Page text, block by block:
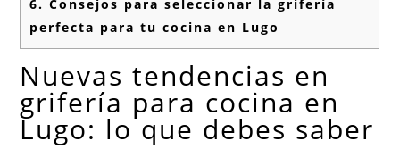
6. Consejos para seleccionar la grifería
perfecta para tu cocina en Lugo
Nuevas tendencias en
grifería para cocina en
Lugo: lo que debes saber